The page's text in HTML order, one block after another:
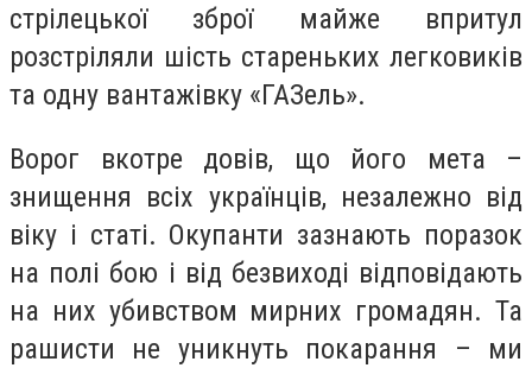
стрілецької зброї майже впритул
розстріляли шість стареньких легковиків
та одну вантажівку «ГАЗель».
Ворог вкотре довів, що його мета –
знищення всіх українців, незалежно від
віку і статі. Окупанти зазнають поразок
на полі бою і від безвиході відповідають
на них убивством мирних громадян. Та
рашисти не уникнуть покарання – ми